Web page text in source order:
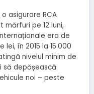
asigurare RCA
pe 12 luni,
era de
lei, în 2015 la 15.000
nivelul minim de
să depășească
noi – peste